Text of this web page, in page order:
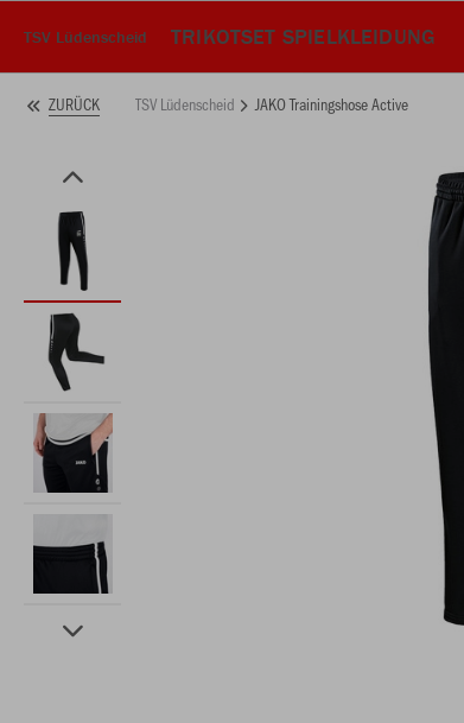
TSV Lüdenscheid TRIKOTSET SPIELKLEIDUNG
ZURÜCK TSV Lüdenscheid JAKO Trainingshose Active